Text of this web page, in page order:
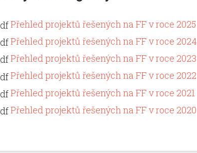
Přehled projektů řešených na FF v roce 2025
Přehled projektů řešených na FF v roce 2024
Přehled projektů řešených na FF v roce 2023
Přehled projektů řešených na FF v roce 2022
Přehled projektů řešených na FF v roce 2021
Přehled projektů řešených na FF v roce 2020